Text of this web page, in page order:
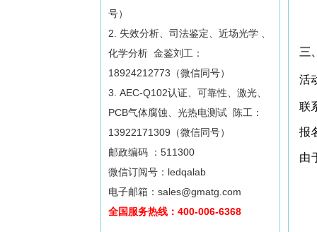
号）
2. 失效分析、司法鉴定、近场光学 、
化学分析 金鉴刘工：
18924212773（微信同号）
3. AEC-Q102认证、可靠性、激光、
PCB气体腐蚀、光热电测试 陈工：
13922171309（微信同号）
邮政编码 ：511300
微信订阅号：ledqalab
电子邮箱：sales@gmatg.com
全国服务热线：400-006-6368
三
活
联
报
由